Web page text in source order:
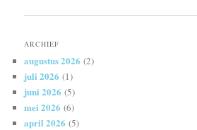
ARCHIEF
augustus 2026 (2)
juli 2026 (1)
juni 2026 (5)
mei 2026 (6)
april 2026 (5)